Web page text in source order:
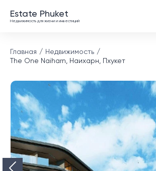
Estate Phuket
Недвижимость для жизни и инвестиций
Главная
Недвижимость
The One Naiharn, Наихарн, Пхукет